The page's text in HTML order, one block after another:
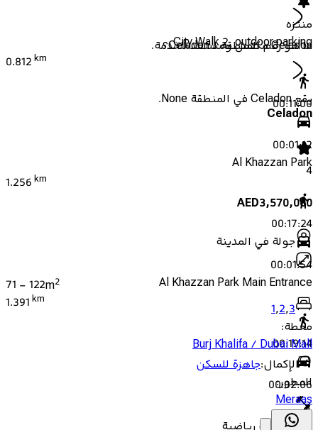
منتزه
City Walk 2, outdoor parking
0.812 km
00:11:00
00:01:12
Al Khazzan Park
1.256 km
00:17:24
00:01:54
Al Khazzan Park Main Entrance
1.391 km
00:19:14
00:02:06
Celadon مكتمل ومستعد للخدمة.
ما هو رقم المنطقة لـ Celadon؟
يقع Celadon في المنطقة None.
Celadon
4
AED3,570,000
جولة في المدينة
71 - 122m2
1,2,3
محطة:
Burj Khalifa / Dubai Mall
الإكمال:جاهزة للسكن
المطور:
Meraas